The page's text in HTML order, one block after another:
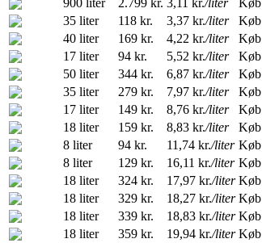
35 liter
118 kr. 3,37 kr./liter
Køb
40 liter
169 kr. 4,22 kr./liter
Køb
17 liter
94 kr. 5,52 kr./liter
Køb
50 liter
344 kr. 6,87 kr./liter
Køb
35 liter
279 kr. 7,97 kr./liter
Køb
17 liter
149 kr. 8,76 kr./liter
Køb
18 liter
159 kr. 8,83 kr./liter
Køb
8 liter
94 kr. 11,74 kr./liter Køb
8 liter
129 kr. 16,11 kr./liter Køb
18 liter
324 kr. 17,97 kr./liter Køb
18 liter
329 kr. 18,27 kr./liter Køb
18 liter
339 kr. 18,83 kr./liter Køb
18 liter
359 kr. 19,94 kr./liter Køb